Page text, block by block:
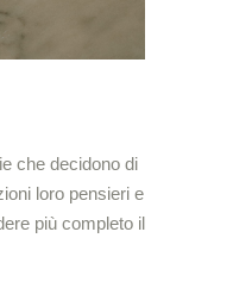
che decidono di
loro pensieri e
più completo il